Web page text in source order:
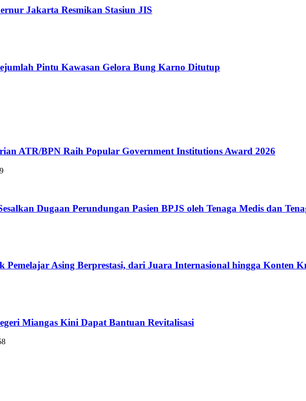
Jakarta Resmikan Stasiun JIS
Pintu Kawasan Gelora Bung Karno Ditutup
ATR/BPN Raih Popular Government Institutions Award 2026
Dugaan Perundungan Pasien BPJS oleh Tenaga Medis dan
Pemelajar Asing Berprestasi, dari Juara Internasional hingga Konten
Miangas Kini Dapat Bantuan Revitalisasi